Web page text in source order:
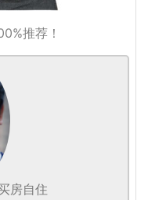
推荐！
房自住